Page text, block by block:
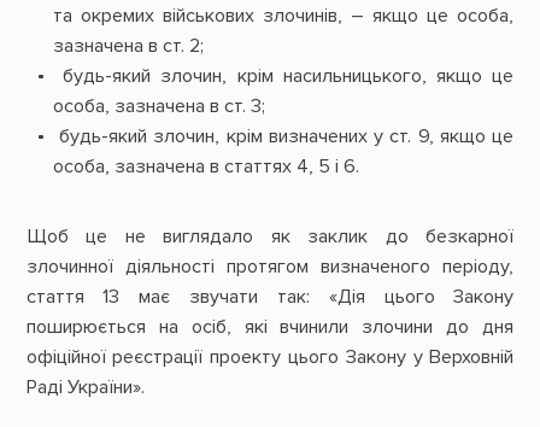
та окремих військових злочинів, – якщо це особа,
зазначена в ст. 2;
будь-який злочин, крім насильницького, якщо це
особа, зазначена в ст. 3;
будь-який злочин, крім визначених у ст. 9, якщо це
особа, зазначена в статтях 4, 5 і 6.
Щоб це не виглядало як заклик до безкарної
злочинної діяльності протягом визначеного періоду,
стаття 13 має звучати так: «Дія цього Закону
поширюється на осіб, які вчинили злочини до дня
офіційної реєстрації проекту цього Закону у Верховній
Раді України».